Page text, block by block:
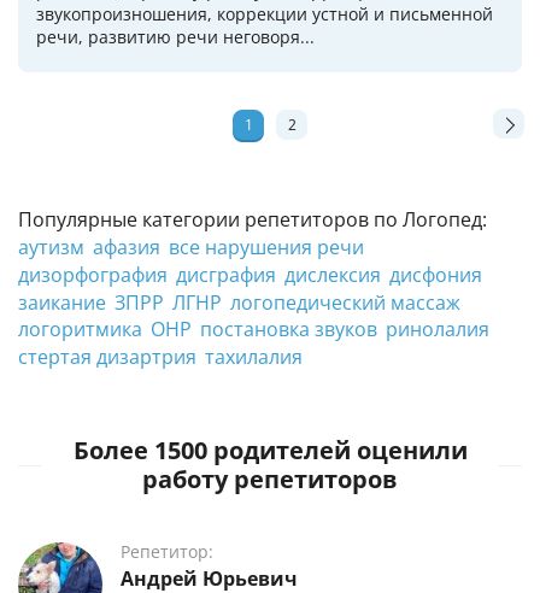
Популярные категории репетиторов по Логопед:
аутизм афазия все нарушения речи
дизорфография дисграфия дислексия дисфония
заикание ЗПРР ЛГНР логопедический массаж
логоритмика ОНР постановка звуков ринолалия
стертая дизартрия тахилалия
звукопроизношения, коррекции устной и письменной
речи, развитию речи неговоря...
1 2
Более 1500 родителей оценили
работу репетиторов
Репетитор:
Андрей Юрьевич